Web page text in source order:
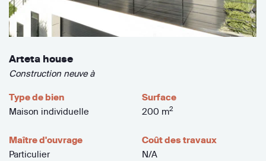
Arteta house
Construction neuve à
Type de bien
Maison individuelle
Surface
200 m2
Maître d'ouvrage
Particulier
Coût des travaux
N/A